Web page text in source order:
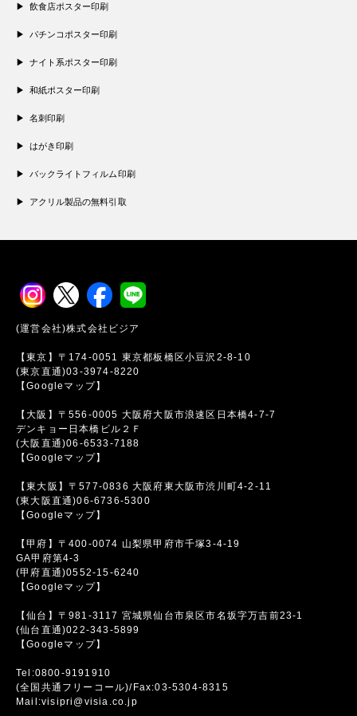
飲食店ポスター印刷
パチンコポスター印刷
ナイト系ポスター印刷
和紙ポスター印刷
名刺印刷
はがき印刷
バックライトフィルム印刷
アクリル製品の無料引取
(運営会社)株式会社ビジア
【東京】〒174-0051 東京都板橋区小豆沢2-8-10
(東京直通)03-3974-8220
【Googleマップ】
【大阪】〒556-0005 大阪府大阪市浪速区日本橋4-7-7
デンキョー日本橋ビル２Ｆ
(大阪直通)06-6533-7188
【Googleマップ】
【東大阪】〒577-0836 大阪府東大阪市渋川町4-2-11
(東大阪直通)06-6736-5300
【Googleマップ】
【甲府】〒400-0074 山梨県甲府市千塚3-4-19
GA甲府第4-3
(甲府直通)0552-15-6240
【Googleマップ】
【仙台】〒981-3117 宮城県仙台市泉区市名坂字万吉前23-1
(仙台直通)022-343-5899
【Googleマップ】
Tel:0800-9191910
(全国共通フリーコール)/Fax:03-5304-8315
Mail:visipri@visia.co.jp